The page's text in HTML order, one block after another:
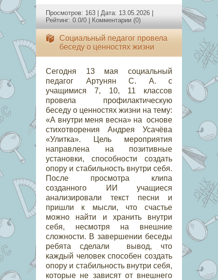
Просмотров: 163 | Дата: 13.05.2026
Рейтинг: 0.0/0 |
Комментарии (0)
Социальный педагог провела
беседу о ценностях жизни
Сегодня 13 мая социальный
педагог Артунян С. А. с
учащимися 7, 10, 11 классов
провела профилактическую
беседу о ценностях жизни на тему:
«А внутри меня весна» на основе
стихотворения Андрея Усачёва
«Улитка». Цель мероприятия
направлена на позитивные
установки, способности создать
опору и стабильность внутри себя.
После просмотра клипа
созданного ИИ учащиеся
анализировали текст песни и
пришли к мысли, что счастье
можно найти и хранить внутри
себя, несмотря на внешние
сложности. В завершении беседы
ребята сделали вывод, что
каждый человек способен создать
опору и стабильность внутри себя,
которые не зависят от внешнего